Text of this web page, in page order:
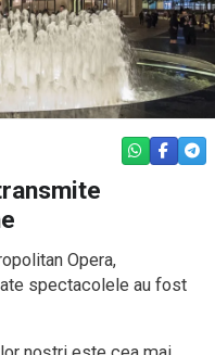
WHATSAPP
Opera,
spectacolele au fost